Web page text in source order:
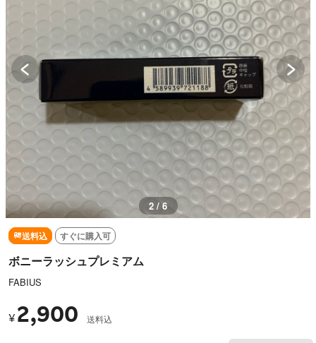
2 / 6
送料込 すぐに購入可
ボニーラッシュプレミアム
FABIUS
¥ 2,900 送料込